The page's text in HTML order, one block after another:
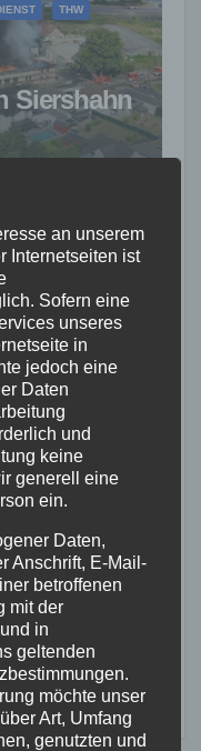
THW
Siershahn
vor
System:
VG
an unserem
Internetseiten ist
Sofern eine
unseres
in
jedoch eine
Daten
und
keine
generell eine
ein.
Daten,
Anschrift, E-Mail-
betroffenen
mit der
in
geltenden
möchte unser
Art, Umfang
genutzten und